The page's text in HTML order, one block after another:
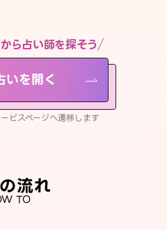
ら占い師を探そう
を開く
ビスページへ遷移します
流れ
TO